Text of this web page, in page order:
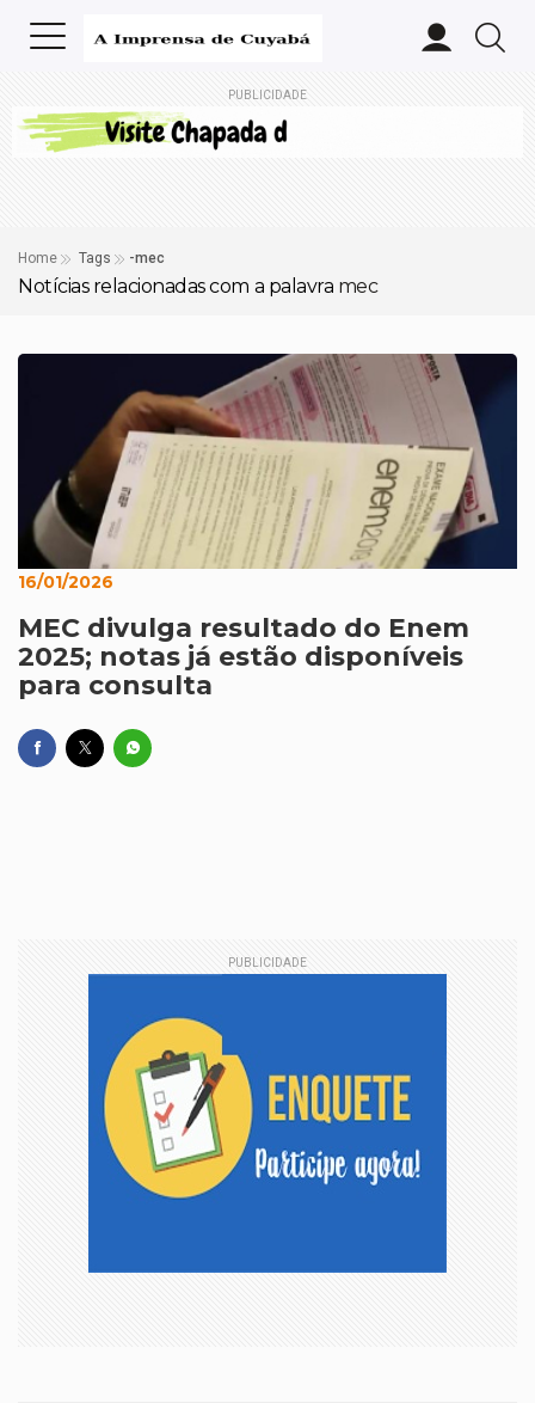
PUBLICIDADE
Home Tags -mec
Notícias relacionadas com a palavra mec
16/01/2026
MEC divulga resultado do Enem
2025; notas já estão disponíveis
para consulta
PUBLICIDADE